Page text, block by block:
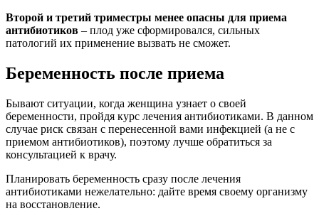
Второй и третий триместры менее опасны для приема
антибиотиков – плод уже сформировался, сильных
патологий их применение вызвать не сможет.
Беременность после приема
Бывают ситуации, когда женщина узнает о своей
беременности, пройдя курс лечения антибиотиками. В данном
случае риск связан с перенесенной вами инфекцией (а не с
приемом антибиотиков), поэтому лучше обратиться за
консультацией к врачу.
Планировать беременность сразу после лечения
антибиотиками нежелательно: дайте время своему организму
на восстановление.